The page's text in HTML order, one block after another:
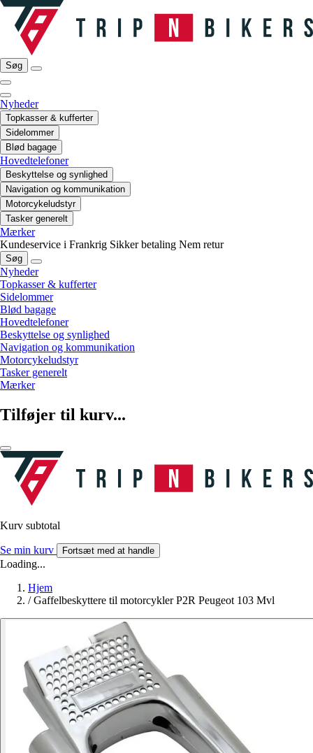
Søg
Nyheder
Topkasser & kufferter
Sidelommer
Blød bagage
Hovedtelefoner
Beskyttelse og synlighed
Navigation og kommunikation
Motorcykeludstyr
Tasker generelt
Mærker
Kundeservice i Frankrig Sikker betaling Nem retur
Søg
Nyheder
Topkasser & kufferter
Sidelommer
Blød bagage
Hovedtelefoner
Beskyttelse og synlighed
Navigation og kommunikation
Motorcykeludstyr
Tasker generelt
Mærker
Tilføjer til kurv...
Kurv subtotal
Se min kurv Fortsæt med at handle
Loading...
Hjem
/ Gaffelbeskyttere til motorcykler P2R Peugeot 103 Mvl